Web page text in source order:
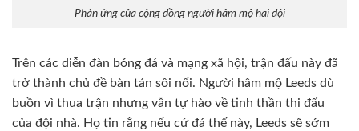
Phản ứng của cộng đồng người hâm mộ hai đội
Trên các diễn đàn bóng đá và mạng xã hội, trận đấu này đã
trở thành chủ đề bàn tán sôi nổi. Người hâm mộ Leeds dù
buồn vì thua trận nhưng vẫn tự hào về tinh thần thi đấu
của đội nhà. Họ tin rằng nếu cứ đá thế này, Leeds sẽ sớm